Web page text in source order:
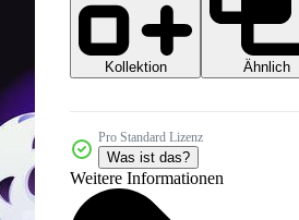
Kollektion
Ähnlich
Pro Standard Lizenz
Was ist das?
Weitere Informationen